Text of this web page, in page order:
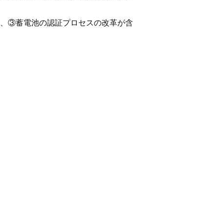
③蓄電池の認証プロセスの改革が含